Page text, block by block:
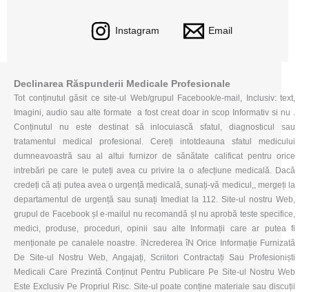
Instagram Email
Declinarea Răspunderii Medicale Profesionale
Tot conținutul găsit ce site-ul Web/grupul Facebook/e-mail, Inclusiv: text,
Imagini, audio sau alte formate a fost creat doar in scop Informativ si nu .
Conținutul nu este destinat să inlocuiască sfatul, diagnosticul sau
tratamentul medical profesional. Cereți intotdeauna sfatul medicului
dumneavoastră sau al altui furnizor de sănătate calificat pentru orice
intrebări pe care le puteți avea cu privire la o afecțiune medicală. Dacă
credeți că ați putea avea o urgență medicală, sunați-vă medicul,, mergeți la
departamentul de urgență sau sunați Imediat la 112. Site-ul nostru Web,
grupul de Facebook șI e-mailul nu recomandă șI nu aprobă teste specifice,
medici, produse, proceduri, opinii sau alte Informații care ar putea fi
menționate pe canalele noastre. îNcrederea îN Orice Informație Furnizată
De Site-ul Nostru Web, Angajați, Scriitori Contractați Sau Profesioniști
Medicali Care Prezintă Conținut Pentru Publicare Pe Site-ul Nostru Web
Este Exclusiv Pe Propriul Risc. Site-ul poate conține materiale sau discuții